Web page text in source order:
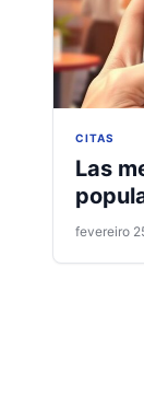
CITAS
Las
fevereiro